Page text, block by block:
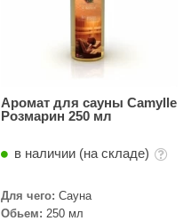
Аромат для сауны Camylle
Розмарин 250 мл
в наличии (на складе)
Для чего: Сауна
Обьем: 250 мл